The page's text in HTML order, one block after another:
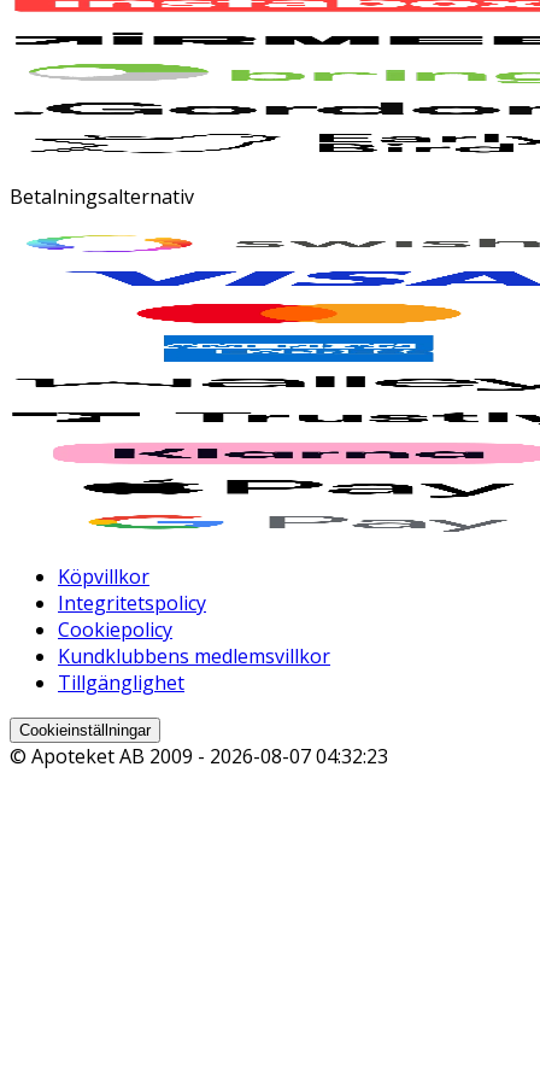
Betalningsalternativ
Köpvillkor
Integritetspolicy
Cookiepolicy
Kundklubbens medlemsvillkor
Tillgänglighet
Cookieinställningar
© Apoteket AB 2009 - 2026-08-07 04:32:23